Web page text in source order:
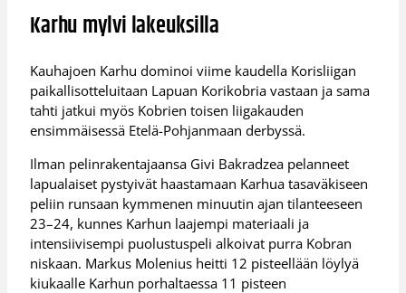
Karhu mylvi lakeuksilla
Kauhajoen Karhu dominoi viime kaudella Korisliigan
paikallisotteluitaan Lapuan Korikobria vastaan ja sama
tahti jatkui myös Kobrien toisen liigakauden
ensimmäisessä Etelä-Pohjanmaan derbyssä.
Ilman pelinrakentajaansa Givi Bakradzea pelanneet
lapualaiset pystyivät haastamaan Karhua tasaväkiseen
peliin runsaan kymmenen minuutin ajan tilanteeseen
23–24, kunnes Karhun laajempi materiaali ja
intensiivisempi puolustuspeli alkoivat purra Kobran
niskaan. Markus Molenius heitti 12 pisteellään löylyä
kiukaalle Karhun porhaltaessa 11 pisteen